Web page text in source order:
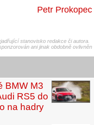
Petr Prokopec
stanovisko redakce či autora.
ani jinak obdobně ovlivněn
BMW M3
RS5 do
na hadry